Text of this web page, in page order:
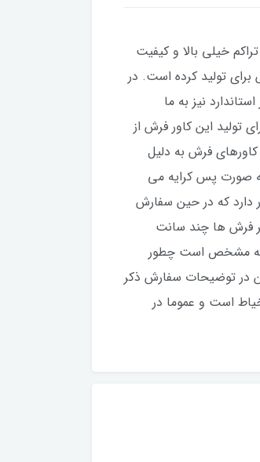
خیلی بالا و کیفیت
مشتریان گرامی آماده سفارش برای تولید کرده است. در
هزار تومان بیشتر، سایزهای غیر استاندارد نیز به ما
نیاز برای تولید این کاور فرش از
ما برای این بدقول نشیم، قول ۲۵ روز کاری را میدهیم. کاورهای فرش به دلیل
صورت پس کرایه می
دارد که در حین سفارش
فرش ها چند سانت
که مشخص است چطور
در توضیحات سفارش ذکر
است و عموما در